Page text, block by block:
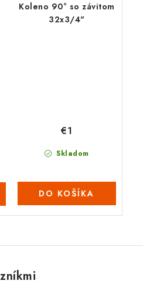
Koleno 90° so závitom
32x3/4"
Skladom
€1
DO KOŠÍKA